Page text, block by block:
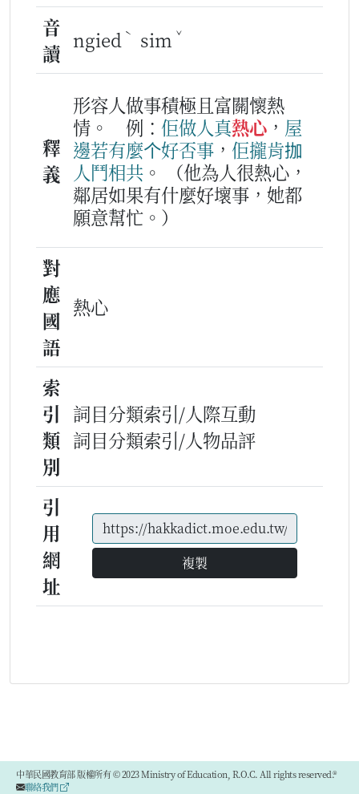
音
讀
ngied ˋ sim ˇ
釋
義
形容人做事積極且富關懷熱
情。
例： 佢做人真熱心 ， 屋
邊若有麼个好否事 ， 佢攏肯拁
人鬥相共 。
（他為人很熱心，
鄰居如果有什麼好壞事，她都
願意幫忙。）
對
應
國
語
熱心
索
引
類
別
詞目分類索引/人際互動
詞目分類索引/人物品評
引
用
網
址
複製
中華民國教育部 版權所有 © 2023 Ministry of Education, R.O.C. All rights reserved.®
聯絡我們